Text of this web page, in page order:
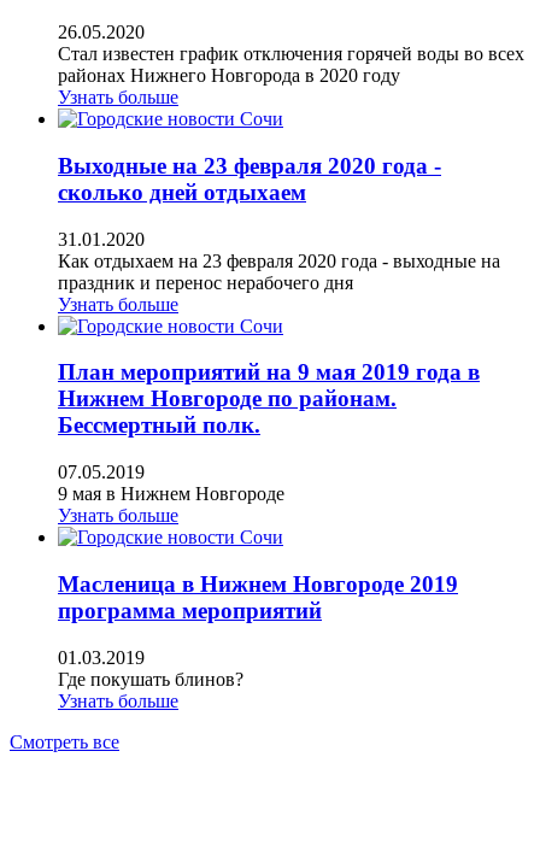
26.05.2020
Стал известен график отключения горячей воды во всех
районах Нижнего Новгорода в 2020 году
Узнать больше
Выходные на 23 февраля 2020 года -
сколько дней отдыхаем
31.01.2020
Как отдыхаем на 23 февраля 2020 года - выходные на
праздник и перенос нерабочего дня
Узнать больше
План мероприятий на 9 мая 2019 года в
Нижнем Новгороде по районам.
Бессмертный полк.
07.05.2019
9 мая в Нижнем Новгороде
Узнать больше
Масленица в Нижнем Новгороде 2019
программа мероприятий
01.03.2019
Где покушать блинов?
Узнать больше
Смотреть все